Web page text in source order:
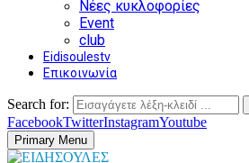
Νέες κυκλοφορίες
Event
club
Eidisoulestv
Επικοινωνία
Search for:
FacebookTwitterInstagramYoutube
Primary Menu